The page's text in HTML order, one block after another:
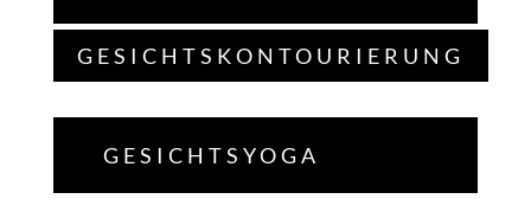
GESICHTSKONTOURIERUNG
GESICHTSYOGA